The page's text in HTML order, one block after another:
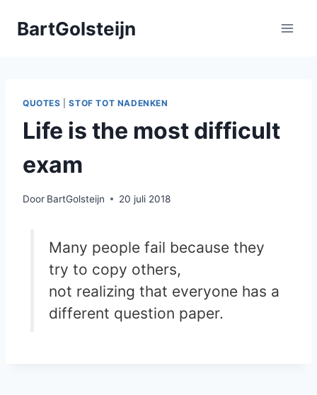
naarBartGolsteijn
QUOTES |STOF TOT NADENKEN
Life is the most difficult
exam
Door BartGolsteijn 20 juli 2018
Many people fail because they
try to copy others,
not realizing that everyone has a
different question paper.